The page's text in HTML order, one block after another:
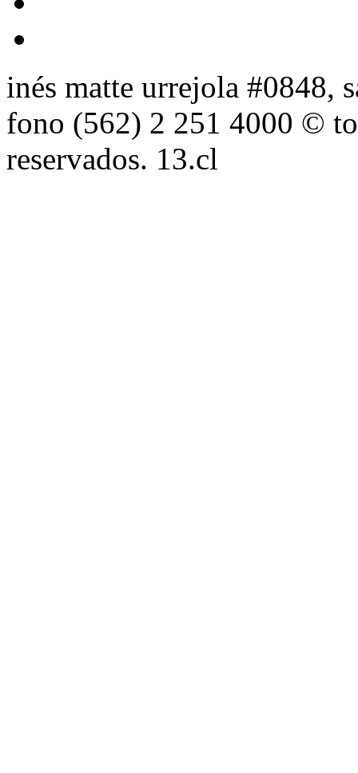
inés matte urrejola #0848,
fono (562) 2 251 4000 ©
reservados. 13.cl